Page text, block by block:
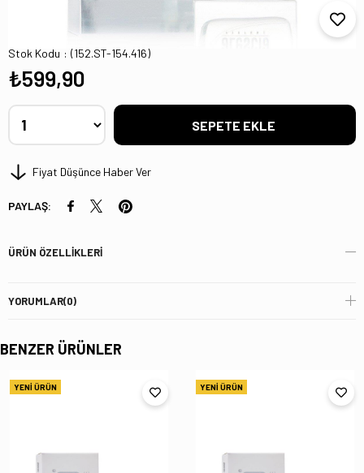
ST-154 JIMMY CHOO JIMMY CHOO Edp 100
Ml Kadın Parfüm
Stok Kodu (152.ST-154.416)
₺599,90
Fiyat Düşünce Haber Ver
PAYLAŞ:
ÜRÜN ÖZELLIKLERI
YORUMLAR(0)
BENZER ÜRÜNLER
YENI ÜRÜN YENI ÜRÜN